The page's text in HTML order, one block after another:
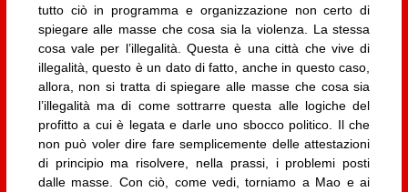
tutto ciò in programma e organizzazione non certo di
spiegare alle masse che cosa sia la violenza. La stessa
cosa vale per l’illegalità. Questa è una città che vive di
illegalità, questo è un dato di fatto, anche in questo caso,
allora, non si tratta di spiegare alle masse che cosa sia
l’illegalità ma di come sottrarre questa alle logiche del
profitto a cui è legata e darle uno sbocco politico. Il che
non può voler dire fare semplicemente delle attestazioni
di principio ma risolvere, nella prassi, i problemi posti
dalle masse. Con ciò, come vedi, torniamo a Mao e ai